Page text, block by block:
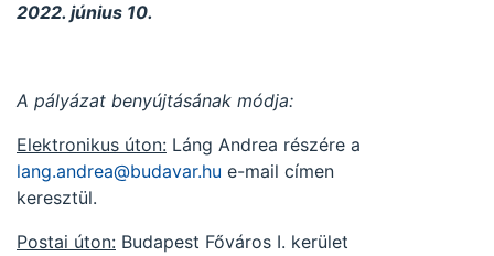
2022. június 10.
A pályázat benyújtásának módja:
Elektronikus úton: Láng Andrea részére a
lang.andrea@budavar.hu e-mail címen
keresztül.
Postai úton: Budapest Főváros I. kerület